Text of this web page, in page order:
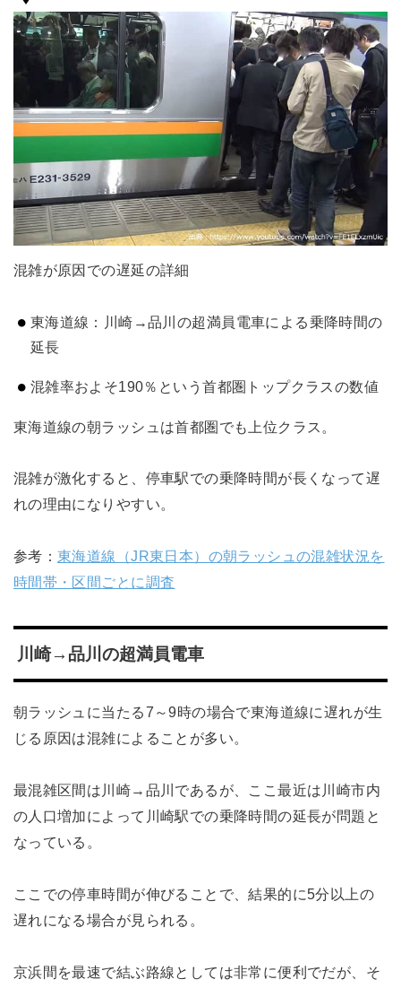
混雑が原因での遅延の詳細
東海道線：川崎→品川の超満員電車による乗降時間の
延長
混雑率およそ190％という首都圏トップクラスの数値
東海道線の朝ラッシュは首都圏でも上位クラス。
混雑が激化すると、停車駅での乗降時間が長くなって遅
れの理由になりやすい。
参考：東海道線（JR東日本）の朝ラッシュの混雑状況を
時間帯・区間ごとに調査
川崎→品川の超満員電車
朝ラッシュに当たる7～9時の場合で東海道線に遅れが生
じる原因は混雑によることが多い。
最混雑区間は川崎→品川であるが、ここ最近は川崎市内
の人口増加によって川崎駅での乗降時間の延長が問題と
なっている。
ここでの停車時間が伸びることで、結果的に5分以上の
遅れになる場合が見られる。
京浜間を最速で結ぶ路線としては非常に便利でだが、そ